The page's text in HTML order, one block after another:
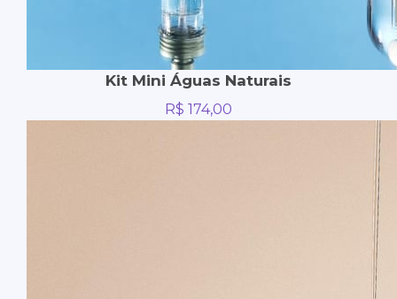
Kit Mini Águas Naturais
R$ 174,00